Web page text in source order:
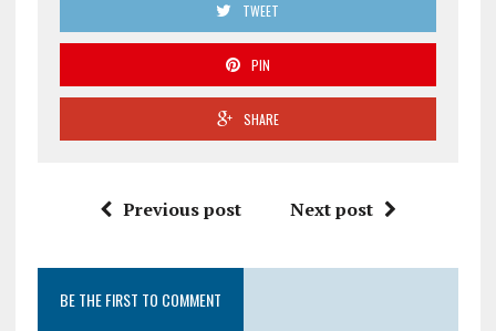
TWEET
PIN
SHARE
Previous post Next post
BE THE FIRST TO COMMENT